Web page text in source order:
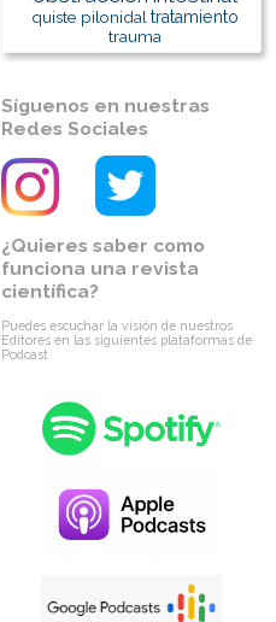
quiste pilonidal tratamiento
trauma
Síguenos en nuestras
Redes Sociales
¿Quieres saber como
funciona una revista
científica?
Puedes escuchar la visión de nuestros
Editores en las siguientes plataformas de
Podcast